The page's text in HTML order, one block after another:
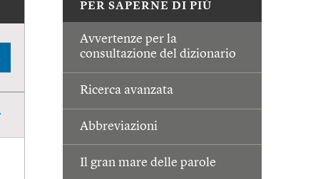
PER SAPERNE DI PIÙ
Avvertenze per la
consultazione del dizionario
Ricerca avanzata
Abbreviazioni
Il gran mare delle parole